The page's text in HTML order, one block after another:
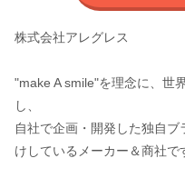
株式会社アレグレス
"make A smile"を理念に、世
し、
自社で企画・開発した独自
けしているメーカー＆商社で